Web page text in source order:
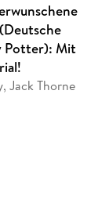
Potter): Mit
Jack Thorne